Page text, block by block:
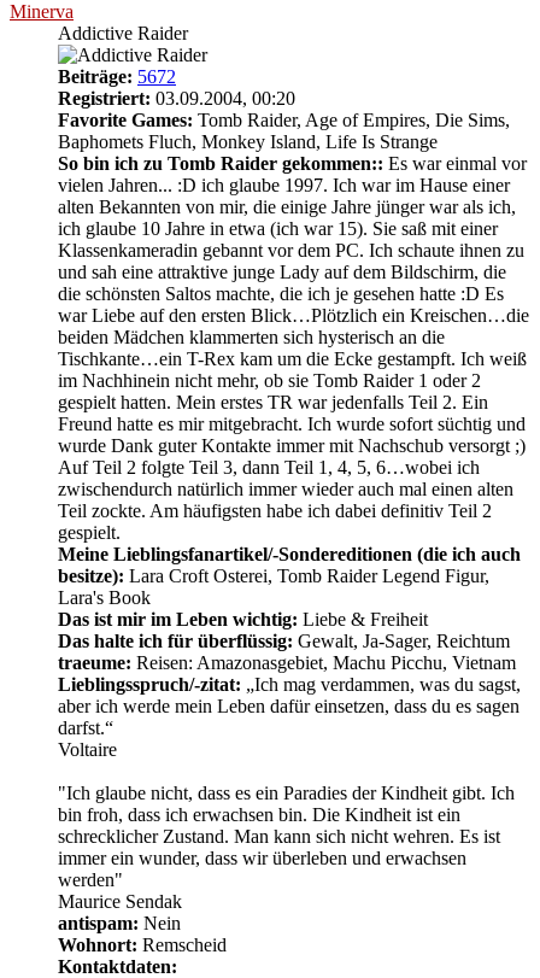
Minerva
Addictive Raider
Beiträge: 5672
Registriert: 03.09.2004, 00:20
Favorite Games: Tomb Raider, Age of Empires, Die Sims,
Baphomets Fluch, Monkey Island, Life Is Strange
So bin ich zu Tomb Raider gekommen:: Es war einmal vor
vielen Jahren... :D ich glaube 1997. Ich war im Hause einer
alten Bekannten von mir, die einige Jahre jünger war als ich,
ich glaube 10 Jahre in etwa (ich war 15). Sie saß mit einer
Klassenkameradin gebannt vor dem PC. Ich schaute ihnen zu
und sah eine attraktive junge Lady auf dem Bildschirm, die
die schönsten Saltos machte, die ich je gesehen hatte :D Es
war Liebe auf den ersten Blick…Plötzlich ein Kreischen…die
beiden Mädchen klammerten sich hysterisch an die
Tischkante…ein T-Rex kam um die Ecke gestampft. Ich weiß
im Nachhinein nicht mehr, ob sie Tomb Raider 1 oder 2
gespielt hatten. Mein erstes TR war jedenfalls Teil 2. Ein
Freund hatte es mir mitgebracht. Ich wurde sofort süchtig und
wurde Dank guter Kontakte immer mit Nachschub versorgt ;)
Auf Teil 2 folgte Teil 3, dann Teil 1, 4, 5, 6…wobei ich
zwischendurch natürlich immer wieder auch mal einen alten
Teil zockte. Am häufigsten habe ich dabei definitiv Teil 2
gespielt.
Meine Lieblingsfanartikel/-Sondereditionen (die ich auch
besitze): Lara Croft Osterei, Tomb Raider Legend Figur,
Lara's Book
Das ist mir im Leben wichtig: Liebe & Freiheit
Das halte ich für überflüssig: Gewalt, Ja-Sager, Reichtum
traeume: Reisen: Amazonasgebiet, Machu Picchu, Vietnam
Lieblingsspruch/-zitat: „Ich mag verdammen, was du sagst,
aber ich werde mein Leben dafür einsetzen, dass du es sagen
darfst.“
Voltaire
"Ich glaube nicht, dass es ein Paradies der Kindheit gibt. Ich
bin froh, dass ich erwachsen bin. Die Kindheit ist ein
schrecklicher Zustand. Man kann sich nicht wehren. Es ist
immer ein wunder, dass wir überleben und erwachsen
werden"
Maurice Sendak
antispam: Nein
Wohnort: Remscheid
Kontaktdaten: